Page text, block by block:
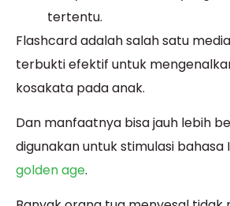
tertentu.
Flashcard adalah salah satu
terbukti efektif untuk
kosakata pada anak.
Dan manfaatnya bisa jauh lebih
digunakan untuk stimulasi bahasa
golden age.